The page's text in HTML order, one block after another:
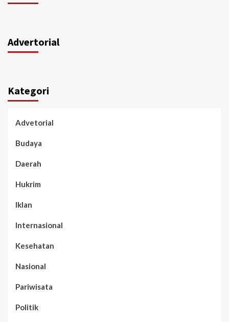
Advertorial
Kategori
Advetorial
Budaya
Daerah
Hukrim
Iklan
Internasional
Kesehatan
Nasional
Pariwisata
Politik